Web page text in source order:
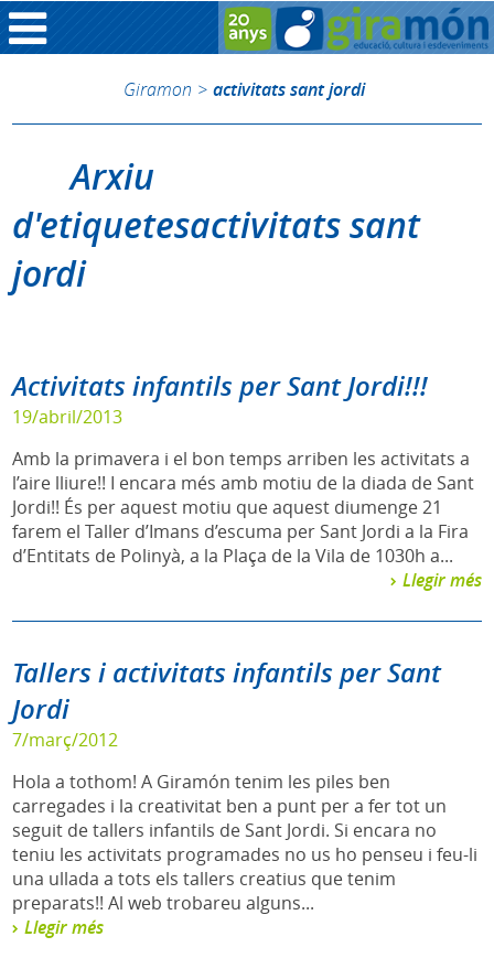
Giramon > activitats sant jordi
Arxiu
d'etiquetesactivitats sant
jordi
Activitats infantils per Sant Jordi!!!
19/abril/2013
Amb la primavera i el bon temps arriben les activitats a
l’aire lliure!! I encara més amb motiu de la diada de Sant
Jordi!! És per aquest motiu que aquest diumenge 21
farem el Taller d’Imans d’escuma per Sant Jordi a la Fira
d’Entitats de Polinyà, a la Plaça de la Vila de 1030h a...
Llegir més
Tallers i activitats infantils per Sant
Jordi
7/març/2012
Hola a tothom! A Giramón tenim les piles ben
carregades i la creativitat ben a punt per a fer tot un
seguit de tallers infantils de Sant Jordi. Si encara no
teniu les activitats programades no us ho penseu i feu-li
una ullada a tots els tallers creatius que tenim
preparats!! Al web trobareu alguns...
Llegir més